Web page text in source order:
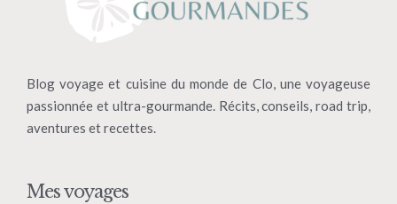
Blog voyage et cuisine du monde de Clo, une voyageuse
passionnée et ultra-gourmande. Récits, conseils, road trip,
aventures et recettes.
Mes voyages